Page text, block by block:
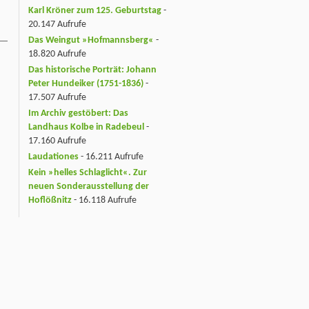
Karl Kröner zum 125. Geburtstag -
20.147 Aufrufe
Das Weingut »Hofmannsberg« -
18.820 Aufrufe
Das historische Porträt: Johann
Peter Hundeiker (1751-1836) -
17.507 Aufrufe
Im Archiv gestöbert: Das
Landhaus Kolbe in Radebeul -
17.160 Aufrufe
Laudationes - 16.211 Aufrufe
Kein »helles Schlaglicht«. Zur
neuen Sonderausstellung der
Hoflößnitz - 16.118 Aufrufe